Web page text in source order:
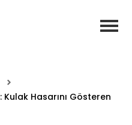
Kulak Hasarını Gösteren